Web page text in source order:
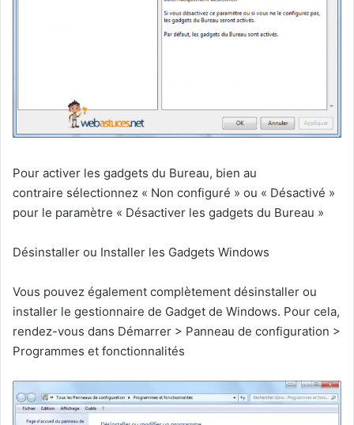
Pour activer les gadgets du Bureau, bien au
contraire sélectionnez « Non configuré » ou « Désactivé »
pour le paramètre « Désactiver les gadgets du Bureau »
Désinstaller ou Installer les Gadgets Windows
Vous pouvez également complètement désinstaller ou
installer le gestionnaire de Gadget de Windows. Pour cela,
rendez-vous dans Démarrer > Panneau de configuration >
Programmes et fonctionnalités